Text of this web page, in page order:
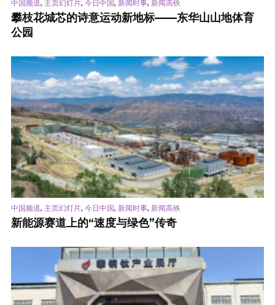
中国频道 主页幻灯片 今日中国 新闻时事 新闻高铁
攀枝花城芯的诗意运动新地标——东华山山地体育
公园
中国频道, 主页幻灯片, 今日中国, 新闻时事, 新闻高铁
新能源赛道上的“速度与绿色”传奇